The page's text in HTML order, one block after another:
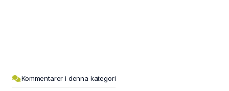
Kommentarer i denna kategori